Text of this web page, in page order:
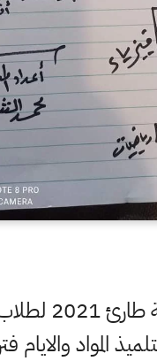
جدول مراجعة
المواد والايام